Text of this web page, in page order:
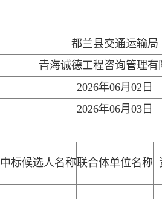
都兰县交通运输局
青海诚德工程咨询管理有
2026年06月02日
2026年06月03日
中标候选人名称联合体单位名称